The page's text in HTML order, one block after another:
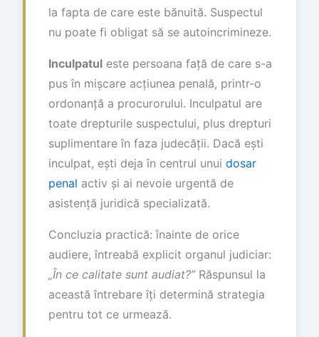
la fapta de care este bănuită. Suspectul
nu poate fi obligat să se autoincrimineze.
Inculpatul este persoana față de care s-a
pus în mișcare acțiunea penală, printr-o
ordonanță a procurorului. Inculpatul are
toate drepturile suspectului, plus drepturi
suplimentare în faza judecății. Dacă ești
inculpat, ești deja în centrul unui dosar
penal activ și ai nevoie urgentă de
asistență juridică specializată.
Concluzia practică: înainte de orice
audiere, întreabă explicit organul judiciar:
„În ce calitate sunt audiat?”Răspunsul la
această întrebare îți determină strategia
pentru tot ce urmează.